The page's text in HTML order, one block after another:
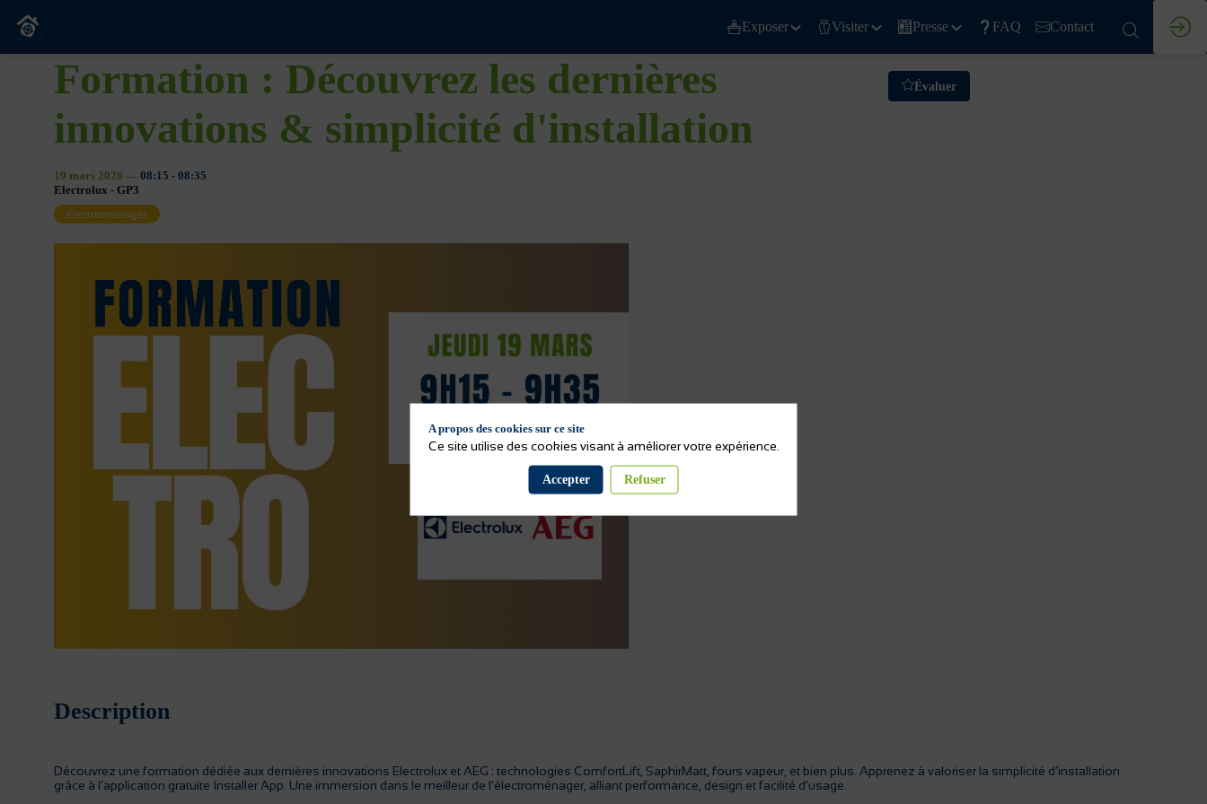
Exposer Visiter Presse FAQ Contact
Évaluer
Formation : Découvrez les dernières
innovations & simplicité d'installation
19 mars 2026 — 08:15 - 08:35
Electrolux - GP3
Électroménager
Description
Découvrez une formation dédiée aux dernières innovations Electrolux et AEG : technologies ComfortLift, SaphirMatt, fours vapeur, et bien plus. Apprenez à valoriser la simplicité d’installation
grâce à l’application gratuite Installer App. Une immersion dans le meilleur de l’électroménager, alliant performance, design et facilité d’usage.
A propos des cookies sur ce site
Ce site utilise des cookies visant à améliorer votre expérience.
Accepter Refuser